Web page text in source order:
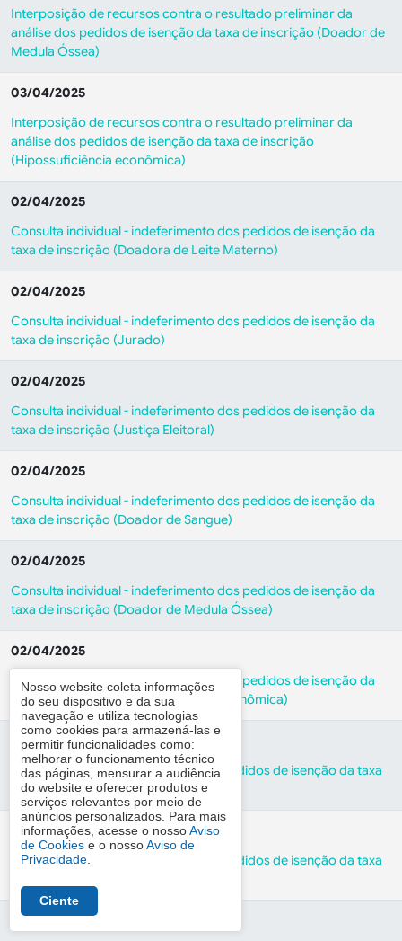
Interposição de recursos contra o resultado preliminar da
análise dos pedidos de isenção da taxa de inscrição (Doador de
Medula Óssea)
03/04/2025
Interposição de recursos contra o resultado preliminar da
análise dos pedidos de isenção da taxa de inscrição
(Hipossuficiência econômica)
02/04/2025
Consulta individual - indeferimento dos pedidos de isenção da
taxa de inscrição (Doadora de Leite Materno)
02/04/2025
Consulta individual - indeferimento dos pedidos de isenção da
taxa de inscrição (Jurado)
02/04/2025
Consulta individual - indeferimento dos pedidos de isenção da
taxa de inscrição (Justiça Eleitoral)
02/04/2025
Consulta individual - indeferimento dos pedidos de isenção da
taxa de inscrição (Doador de Sangue)
02/04/2025
Consulta individual - indeferimento dos pedidos de isenção da
taxa de inscrição (Doador de Medula Óssea)
02/04/2025
Consulta individual - indeferimento dos pedidos de isenção da
taxa de inscrição (Hipossuficiência econômica)
02/04/2025
Resultado preliminar da análise dos pedidos de isenção da taxa
de inscrição (candidatos indeferidos)
02/04/2025
Resultado preliminar da análise dos pedidos de isenção da taxa
17/03/2025
Nosso website coleta informações
do seu dispositivo e da sua
navegação e utiliza tecnologias
como cookies para armazená-las e
permitir funcionalidades como:
melhorar o funcionamento técnico
das páginas, mensurar a audiência
do website e oferecer produtos e
serviços relevantes por meio de
anúncios personalizados. Para mais
informações, acesse o nossoAviso
de Cookies e o nossoAviso de
Privacidade
Ciente